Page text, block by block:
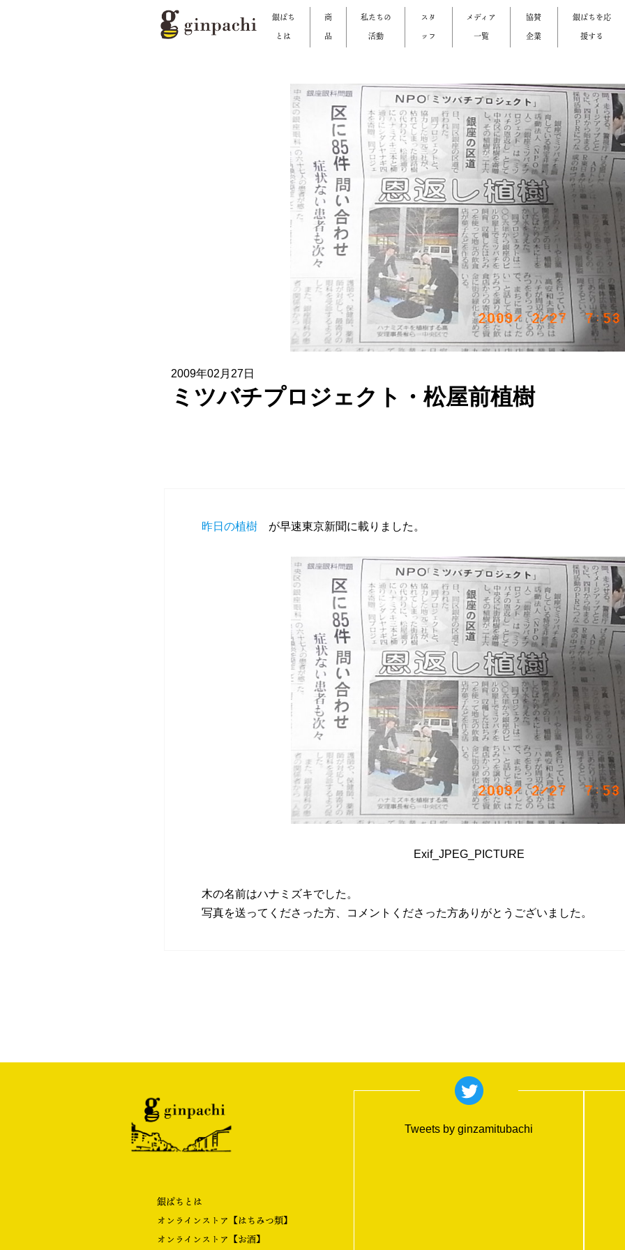
銀ぱち
とは
商
品
私たちの
活動
スタ
ッフ
メディア
一覧
協賛
企業
銀ぱちを応
援する
2009年02月27日
ミツバチプロジェクト・松屋前植樹
昨日の植樹が早速東京新聞に載りました。
Exif_JPEG_PICTURE
木の名前はハナミズキでした。
写真を送ってくださった方、コメントくださった方ありがとうございました。
銀ぱちとは
オンラインストア【はちみつ類】
オンラインストア【お酒】
Tweets by ginzamitubachi
お問い合わせ